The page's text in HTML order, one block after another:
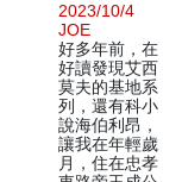
2023/10/4
JOE
好多年前，在
好讀發現艾西
莫夫的基地系
列，還有科小
說海伯利昂，
讓我在年輕歲
月，住在忠孝